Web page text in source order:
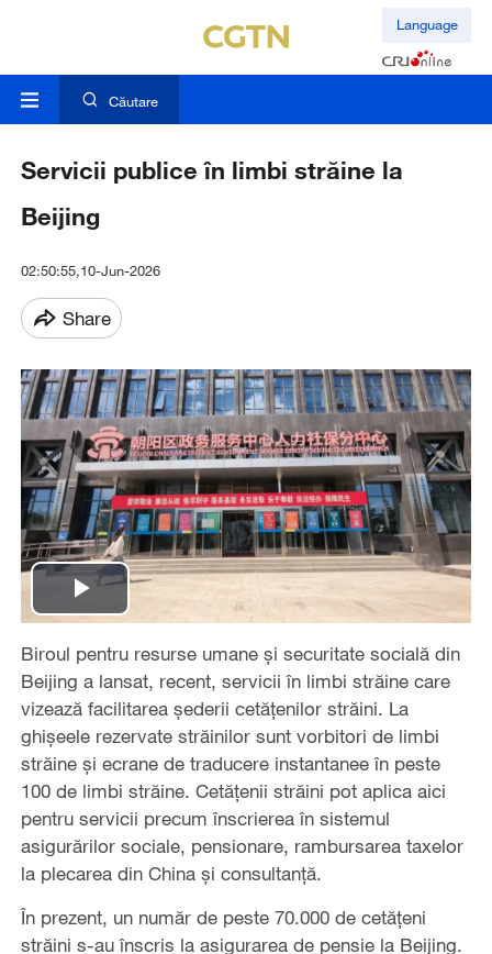
Language
Căutare
Servicii publice în limbi străine la
Beijing
02:50:55,10-Jun-2026
Share
Play
Video
Biroul pentru resurse umane și securitate socială din
Beijing a lansat, recent, servicii în limbi străine care
vizează facilitarea șederii cetățenilor străini. La
ghișeele rezervate străinilor sunt vorbitori de limbi
străine și ecrane de traducere instantanee în peste
100 de limbi străine. Cetățenii străini pot aplica aici
pentru servicii precum înscrierea în sistemul
asigurărilor sociale, pensionare, rambursarea taxelor
la plecarea din China și consultanță.
În prezent, un număr de peste 70.000 de cetățeni
străini s-au înscris la asigurarea de pensie la Beijing.